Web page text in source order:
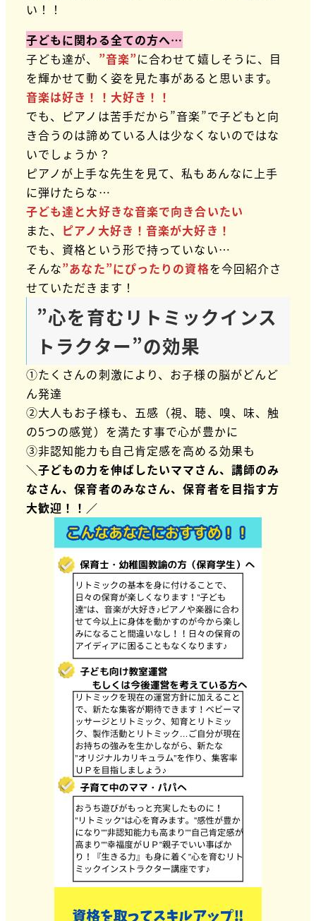
い！！
子どもに関わる全ての方へ…
子ども達が、 ”音楽”に合わせて嬉しそうに、目
を輝かせて動く姿を見た事があると思います。
音楽は好き！！大好き！！
でも、ピアノは苦手だから”音楽”で子どもと向
き合うのは諦めている人は少なくないのではな
いでしょうか？
ピアノが上手な先生を見て、私もあんなに上手
に弾けたらな…
子ども達と大好きな音楽で向き合いたい
また、 ピアノ大好き！音楽が大好き！
でも、資格という形で持っていない…
そんな”あなた”にぴったりの資格を今回紹介さ
せていただきます！
”心を育むリトミックインス
トラクター”の効果
①たくさんの刺激により、お子様の脳がどんど
ん発達
②大人もお子様も、五感（視、聴、嗅、味、触
の5つの感覚）を満たす事で心が豊かに
③非認知能力も自己肯定感を高める効果も
＼子どもの力を伸ばしたいママさん、講師のみ
なさん、保育者のみなさん、保育者を目指す方
大歓迎！！／